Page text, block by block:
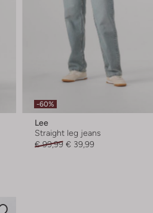
-60%
Lee
Straight leg jeans
€ 99,99 € 39,99